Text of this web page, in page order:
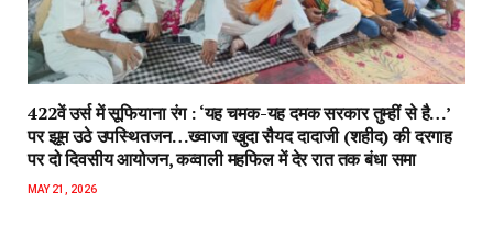
422वें उर्स में सूफियाना रंग : ‘यह चमक-यह दमक सरकार तुम्हीं से है…’
पर झूम उठे उपस्थितजन…ख्वाजा खुदा सैयद दादाजी (शहीद) की दरगाह
पर दो दिवसीय आयोजन, कव्वाली महफिल में देर रात तक बंधा समा
MAY 21, 2026